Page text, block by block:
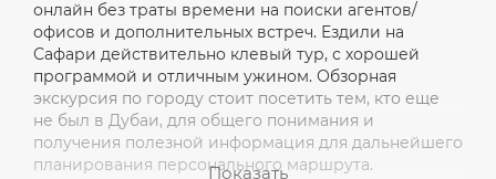
онлайн без траты времени на поиски агентов/
офисов и дополнительных встреч. Ездили на
Сафари действительно клевый тур, с хорошей
программой и отличным ужином. Обзорная
экскурсия по городу стоит посетить тем, кто еще
не был в Дубаи, для общего понимания и
получения полезной информация для дальнейшего
планирования персонального маршрута.
Показать